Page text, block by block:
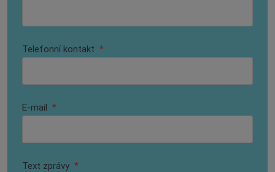
Telefonní kontakt *
E-mail *
Text zprávy *